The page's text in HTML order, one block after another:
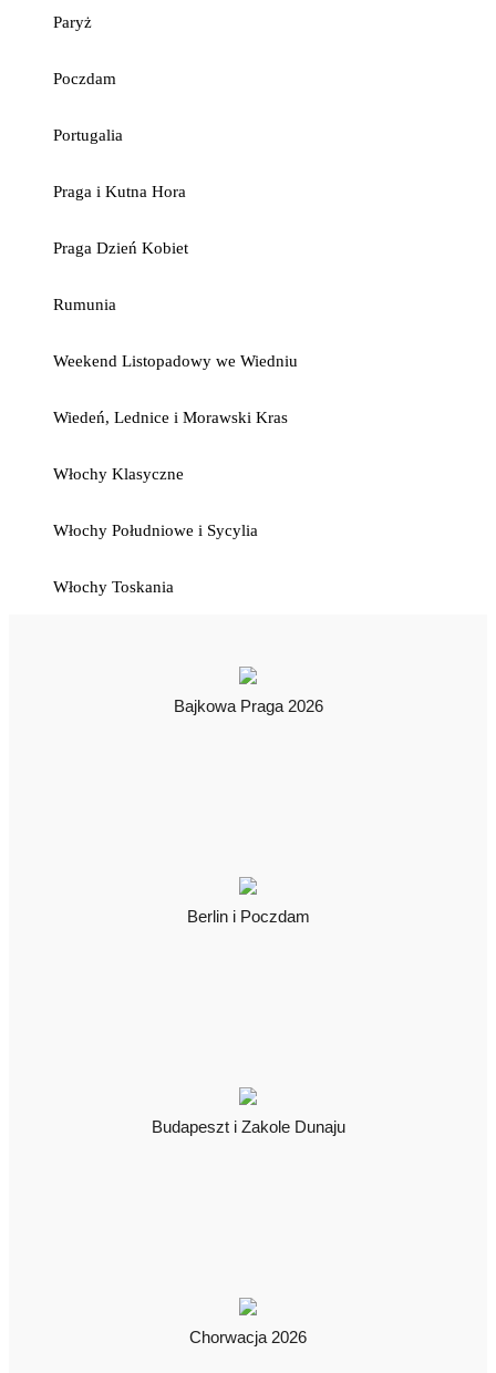
Paryż
Poczdam
Portugalia
Praga i Kutna Hora
Praga Dzień Kobiet
Rumunia
Weekend Listopadowy we Wiedniu
Wiedeń, Lednice i Morawski Kras
Włochy Klasyczne
Włochy Południowe i Sycylia
Włochy Toskania
Bajkowa Praga 2026
Berlin i Poczdam
Budapeszt i Zakole Dunaju
Chorwacja 2026